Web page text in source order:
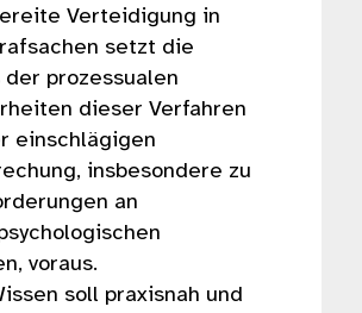
Verteidigung in
setzt die
der prozessualen
dieser Verfahren
einschlägigen
insbesondere zu
an
voraus.
soll praxisnah und